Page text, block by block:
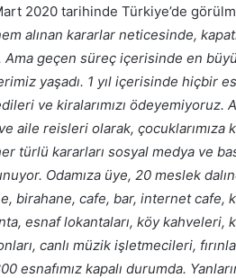
2020 tarihinde Türkiye’de
alınan kararlar neticesinde,
Ama geçen süreç içerisinde en
yaşadı. 1 yıl içerisinde hiçbir
ve kiralarımızı
aile reisleri olarak, çocuklarımıza
türlü kararları sosyal medya ve
Odamıza üye, 20 meslek
birahane, cafe, bar, internet
esnaf lokantaları, köy kahveleri,
canlı müzik işletmecileri,
esnafımız kapalı durumda.